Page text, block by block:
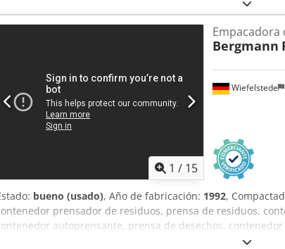
la izquierda, del rodillo especial, que mantiene el
Ajzr H Agji Tof Permite una alimentación continua; los
de polietileno transparente. La estación de compactación
generación de los residuos, dentro de las instalaciones.
través de conductos o cintas transportadoras y es fácil de
mantenimiento mínimo.
1 / 15
Wiefelstede
Bergmann
bueno (usado), Año de fabricación: 1992,
prensador de residuos, prensa de residuos,
autoprensante, prensa de desechos,
prensa de armario, prensa vertical de balas, compactador